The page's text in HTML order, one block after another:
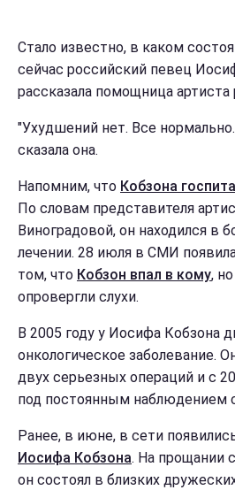
Стало известно, в каком
сейчас российский певец
рассказала помощница
"Ухудшений нет. Все
сказала она.
Напомним, что Кобзона
По словам представителя
Виноградовой, он находился в
лечении. 28 июля в СМИ
том, что Кобзон впал в кому,
опровергли слухи.
В 2005 году у Иосифа Кобзона
онкологическое заболевание.
двух серьезных операций и с
под постоянным наблюдением
Ранее, в июне, в сети
Иосифа Кобзона. На прощании
он состоял в близких